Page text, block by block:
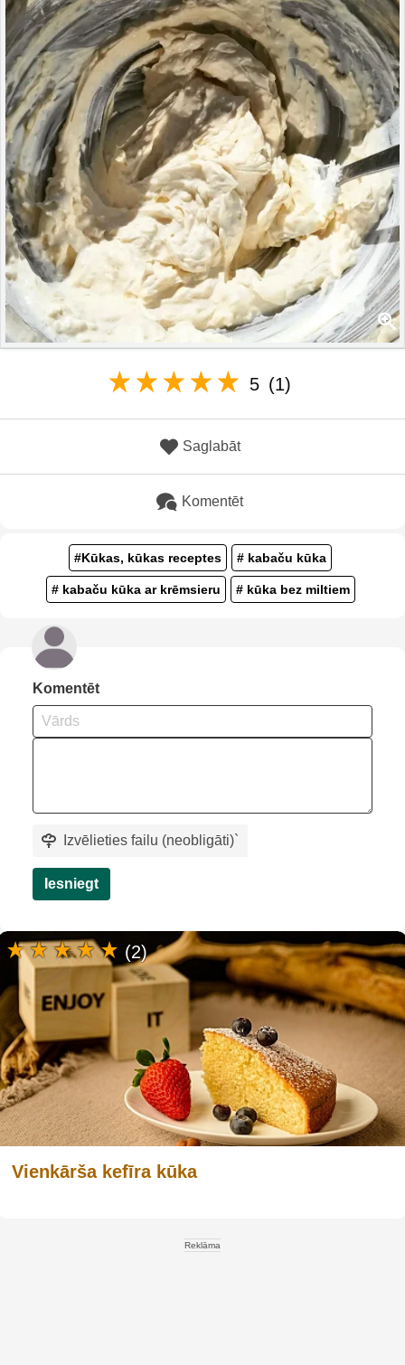
5 (1)
Saglabāt
Komentēt
#Kūkas, kūkas receptes # kabaču kūka
# kabaču kūka ar krēmsieru # kūka bez miltiem
Komentēt
Izvēlieties failu (neobligāti)`
Iesniegt
Vienkārša kefīra kūka
(2)
Reklāma